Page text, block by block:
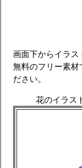
画面下からイラス
無料のフリー素材
ださい。
花のイラス